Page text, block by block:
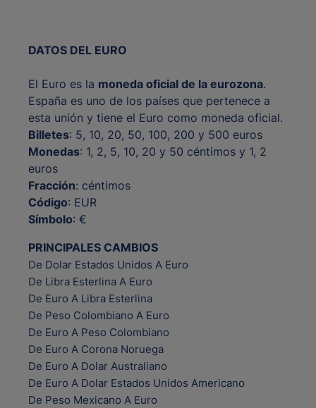
DATOS DEL EURO
El Euro es la moneda oficial de la eurozona.
España es uno de los países que pertenece a
esta unión y tiene el Euro como moneda oficial.
Billetes: 5, 10, 20, 50, 100, 200 y 500 euros
Monedas: 1, 2, 5, 10, 20 y 50 céntimos y 1, 2
euros
Fracción: céntimos
Código: EUR
Símbolo: €
PRINCIPALES CAMBIOS
De Dolar Estados Unidos A Euro
De Libra Esterlina A Euro
De Euro A Libra Esterlina
De Peso Colombiano A Euro
De Euro A Peso Colombiano
De Euro A Corona Noruega
De Euro A Dolar Australiano
De Euro A Dolar Estados Unidos Americano
De Peso Mexicano A Euro